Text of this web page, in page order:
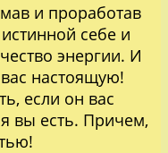
и проработав
себе и
энергии. И
настоящую!
если он вас
вы есть. Причем,